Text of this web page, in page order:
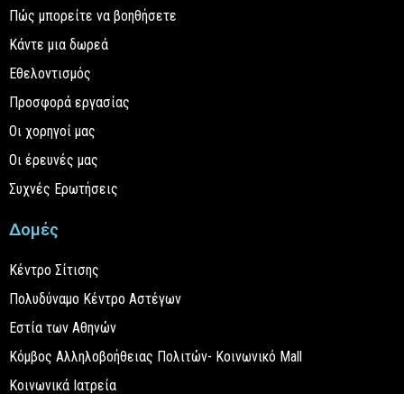
Πώς μπορείτε να βοηθήσετε
Κάντε μια δωρεά
Εθελοντισμός
Προσφορά εργασίας
Οι χορηγοί μας
Οι έρευνές μας
Συχνές Ερωτήσεις
Δομές
Κέντρο Σίτισης
Πολυδύναμο Κέντρο Αστέγων
Εστία των Αθηνών
Κόμβος Αλληλοβοήθειας Πολιτών- Κοινωνικό Mall
Κοινωνικά Ιατρεία